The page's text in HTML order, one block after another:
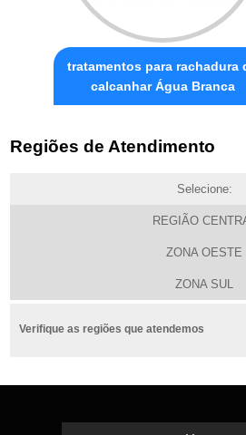
tratamentos para rachadura
calcanhar Água Branca
Regiões de Atendimento
Selecione:
REGIÃO
ZONA OESTE
ZONA SUL
Verifique as regiões que atendemos